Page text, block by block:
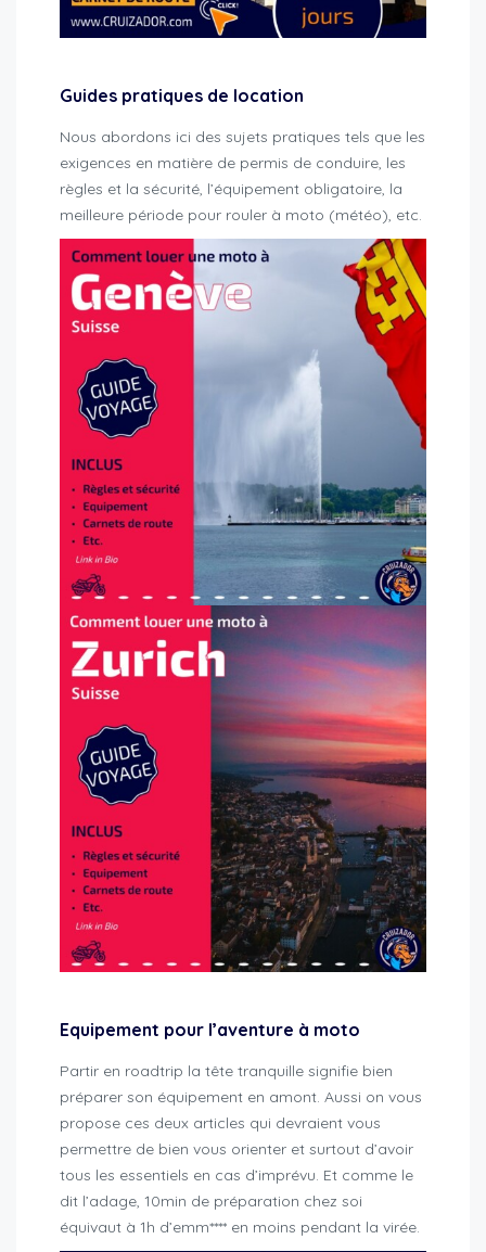
Guides pratiques de location
Nous abordons ici des sujets pratiques tels que les
exigences en matière de permis de conduire, les
règles et la sécurité, l’équipement obligatoire, la
meilleure période pour rouler à moto (météo), etc.
Equipement pour l’aventure à moto
Partir en roadtrip la tête tranquille signifie bien
préparer son équipement en amont. Aussi on vous
propose ces deux articles qui devraient vous
permettre de bien vous orienter et surtout d’avoir
tous les essentiels en cas d’imprévu. Et comme le
dit l’adage, 10min de préparation chez soi
équivaut à 1h d’emm**** en moins pendant la virée.